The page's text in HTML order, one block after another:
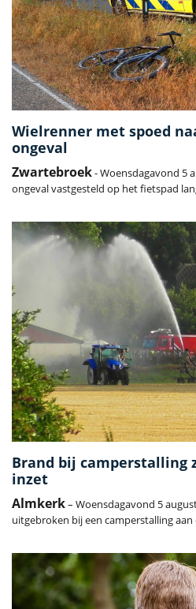
Wielrenner met spoed
ongeval
Zwartebroek- Woensdagavond 5
ongeval vastgesteld op het fietspad
Brand bij camperstalling
inzet
Almkerk– Woensdagavond 5
uitgebroken bij een camperstalling aan